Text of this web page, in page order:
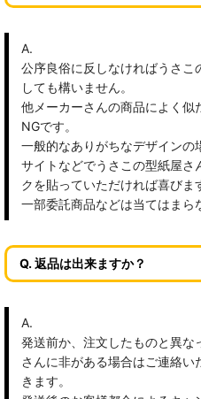
A.
公序良俗に反しなければうさこ
しても構いません。
他メーカーさんの商品によく似
NGです。
一般的なありがちなデザインの
サイトなどでうさこの型紙屋さ
クを貼っていただければ喜びま
一部委託商品などは当てはまら
Q. 返品は出来ますか？
A.
発送前か、注文したものと異な
さんに非がある場合はご連絡
きます。